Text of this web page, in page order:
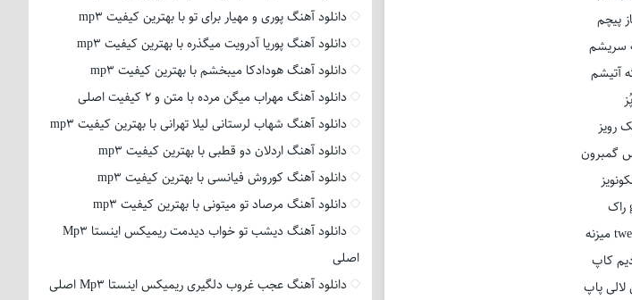
پیچم
سریشم
آتیشم
رویز
گمبرون
کاپ
پاپ
دانلود آهنگ پوری و مهیار برای تو با بهترین کیفیت mp3
دانلود آهنگ پوریا آدرویت میگذره با بهترین کیفیت mp3
دانلود آهنگ هودادکا میبخشم با بهترین کیفیت mp3
دانلود آهنگ مهراب میگن مرده با متن و 2 کیفیت اصلی
دانلود آهنگ شهاب لرستانی لیلا تهرانی با بهترین کیفیت mp3
دانلود آهنگ اردلان دو قطبی با بهترین کیفیت mp3
دانلود آهنگ کوروش فیانسی با بهترین کیفیت mp3
دانلود آهنگ مرصاد تو میتونی با بهترین کیفیت mp3
دانلود آهنگ دیشب تو خواب دیدمت ریمیکس اینستا Mp3
اصلی
دانلود آهنگ عجب غروب دلگیری ریمیکس اینستا Mp3 اصلی